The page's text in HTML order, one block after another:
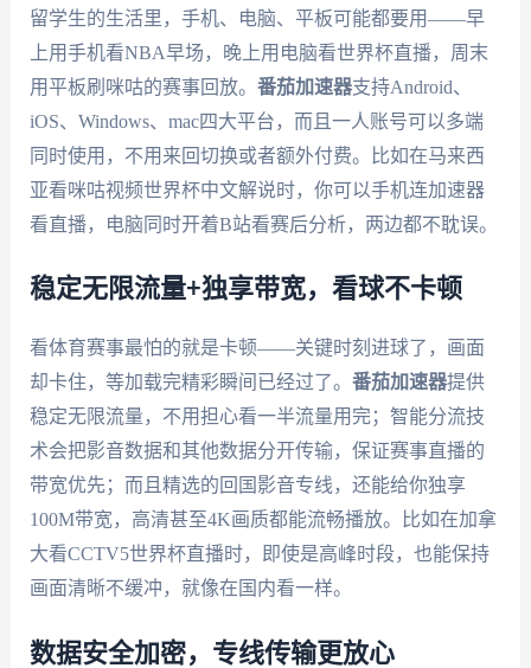
留学生的生活里，手机、电脑、平板可能都要用——早
上用手机看NBA早场，晚上用电脑看世界杯直播，周末
用平板刷咪咕的赛事回放。 番茄加速器支持Android、
iOS、Windows、mac四大平台，而且一人账号可以多端
同时使用，不用来回切换或者额外付费。比如在马来西
亚看咪咕视频世界杯中文解说时，你可以手机连加速器
看直播，电脑同时开着B站看赛后分析，两边都不耽误。
稳定无限流量+独享带宽，看球不卡顿
看体育赛事最怕的就是卡顿——关键时刻进球了，画面
却卡住，等加载完精彩瞬间已经过了。 番茄加速器提供
稳定无限流量，不用担心看一半流量用完；智能分流技
术会把影音数据和其他数据分开传输，保证赛事直播的
带宽优先；而且精选的回国影音专线，还能给你独享
100M带宽，高清甚至4K画质都能流畅播放。比如在加拿
大看CCTV5世界杯直播时，即使是高峰时段，也能保持
画面清晰不缓冲，就像在国内看一样。
数据安全加密，专线传输更放心